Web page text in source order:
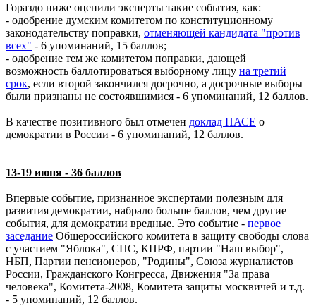
Гораздо ниже оценили эксперты такие события, как:
- одобрение думским комитетом по конституционному
законодательству поправки, отменяющей кандидата "против
всех" - 6 упоминаний, 15 баллов;
- одобрение тем же комитетом поправки, дающей
возможность баллотироваться выборному лицу на третий
срок, если второй закончился досрочно, а досрочные выборы
были признаны не состоявшимися - 6 упоминаний, 12 баллов.
В качестве позитивного был отмечен доклад ПАСЕ о
демократии в России - 6 упоминаний, 12 баллов.
13-19 июня - 36 баллов
Впервые событие, признанное экспертами полезным для
развития демократии, набрало больше баллов, чем другие
события, для демократии вредные. Это событие - первое
заседание Общероссийского комитета в защиту свободы слова
с участием "Яблока", СПС, КПРФ, партии "Наш выбор",
НБП, Партии пенсионеров, "Родины", Союза журналистов
России, Гражданского Конгресса, Движения "За права
человека", Комитета-2008, Комитета защиты москвичей и т.д.
- 5 упоминаний, 12 баллов.